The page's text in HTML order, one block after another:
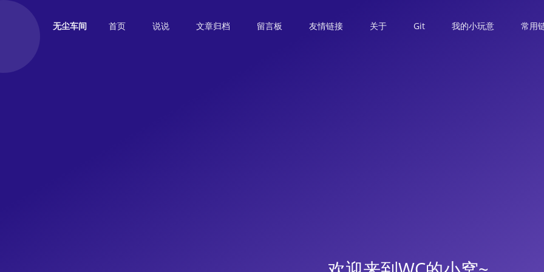
无尘车间 首页 说说 文章归档 留言板 友情链接 关于 Git 我的小玩意 常用